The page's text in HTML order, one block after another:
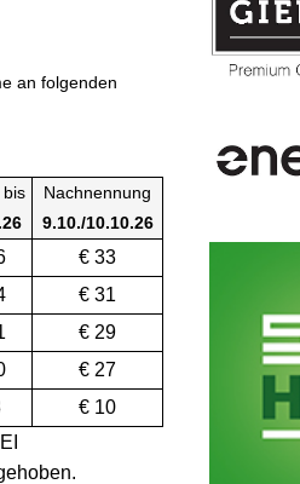
an folgenden
bis
Nachnennung
9.10./10.10.26
€ 33
€ 31
€ 29
€ 27
€ 10